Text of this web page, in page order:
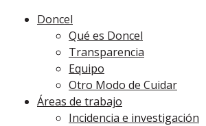
Doncel
Qué es Doncel
Transparencia
Equipo
Otro Modo de Cuidar
Áreas de trabajo
Incidencia e investigación